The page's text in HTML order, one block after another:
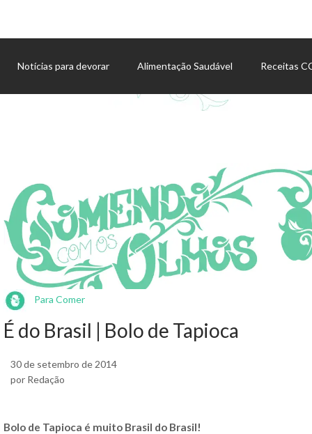
Notícias para devorar Alimentação Saudável Receitas
Para Comer
É do Brasil | Bolo de Tapioca
30 de setembro de 2014
por Redação
Bolo de Tapioca é muito Brasil do Brasil!